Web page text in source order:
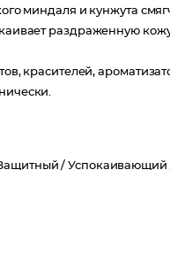
миндаля и кунжута
раздраженную
красителей,
/Успокаивающий